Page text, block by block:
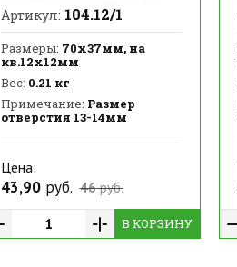
Артикул: 104.12/1
Размеры: 70х37мм, на
кв.12х12мм
Вес: 0.21 кг
Примечание: Размер
отверстия 13-14мм
Цена:
43,90руб. 46руб.
В КОРЗИНУ